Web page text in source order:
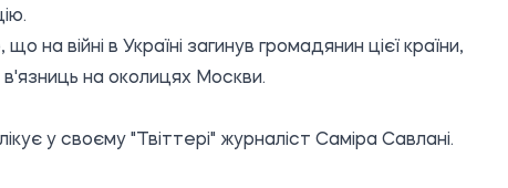
на війні в Україні загинув громадянин цієї країни,
в'язниць на околицях Москви.
у своєму "Твіттері" журналіст Саміра Савлані.